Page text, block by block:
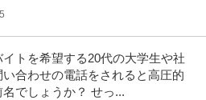
トを希望する20代の大学生や社
合わせの電話をされると高圧的
でしょうか？ せっ...